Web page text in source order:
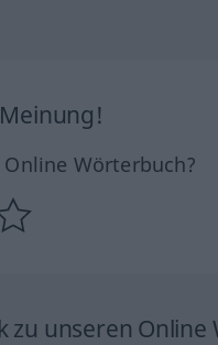
Wörterbuch?
zu unseren